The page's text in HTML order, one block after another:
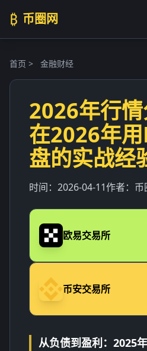
₿ 币圈网
首页 > 金融财经
2026年行
在2026年
盘的实战经
时间： 2026-04-11作者： 币
欧易交易所
币安交易所
从负债到盈利：2025